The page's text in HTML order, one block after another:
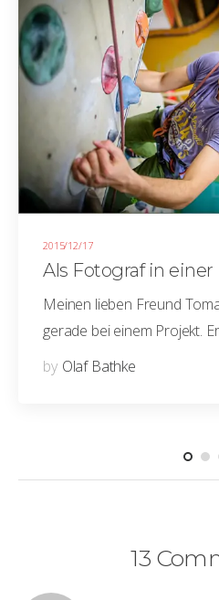
2015/12/17
Als Fotograf in
Meinen lieben Freund
gerade bei einem Projekt.
by Olaf Bathke
13